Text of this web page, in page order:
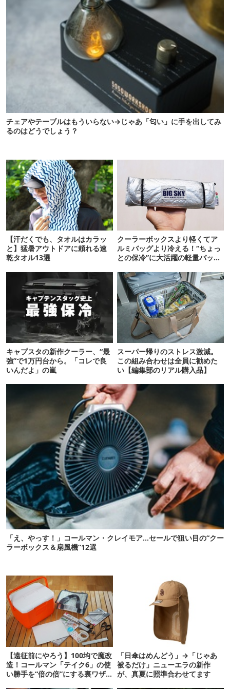
チェアやテーブルはもういらない→じゃあ「匂い」に手を出してみ
るのはどうでしょう？
【汗だくでも、タオルはカラッ
と】猛暑アウトドアに頼れる速
乾タオル13選
クーラーボックスより軽くてア
ルミバッグより冷える！“ちょっ
との保冷”に大活躍の軽量バッグ
キャプスタの新作クーラー、“最
強”で1万円台から。「コレで良
いんだよ」の嵐
スーパー帰りのストレス激減。
この組み合わせは全員に勧めた
い【編集部のリアル購入品】
「え、やっす！」コールマン・クレイモア…セールで狙い目の“クー
ラーボックス＆扇風機”12選
【遠征前にやろう】100均で魔改
造！コールマン「テイク6」の使
い勝手を“倍の倍”にする裏ワザ6
「日傘はめんどう」→「じゃあ
被るだけ」ニューエラの新作
が、真夏に照準合わせてます